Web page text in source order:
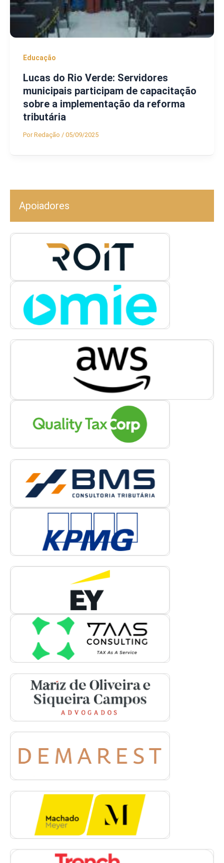
Educação
Lucas do Rio Verde: Servidores
municipais participam de capacitação
sobre a implementação da reforma
tributária
PorRedação / 05/09/2025
Apoiadores